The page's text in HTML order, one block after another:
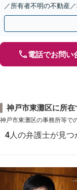
／所有者不明の不動産
す【夜間・休日の相談
電話でお問い
神戸市東灘区に所在
神戸市東灘区の事務所等で
4 人の弁護士が見つ